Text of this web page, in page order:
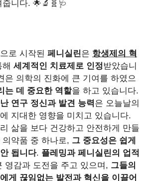
니다. 🌟🔬🧬🩺
으로 시작된 페니실린은 항생제의 혁
세계적인 치료제로 인정받았습니
은 의학의 진화에 큰 기여를 하였으
는 데 중요한 역할을 하고 있습니다.
연구 정신과 발견 능력은 오늘날의
지대한 영향을 미치고 있습니다.
삶을 보다 건강하고 안전하게 만들
약품 중 하나로, 그 중요성은 쉽게
됩니다. 플레밍과 페니실린의 업적
영감과 도전을 주고 있으며, 그들의
게 끊임없는 발전과 혁신을 이끌어